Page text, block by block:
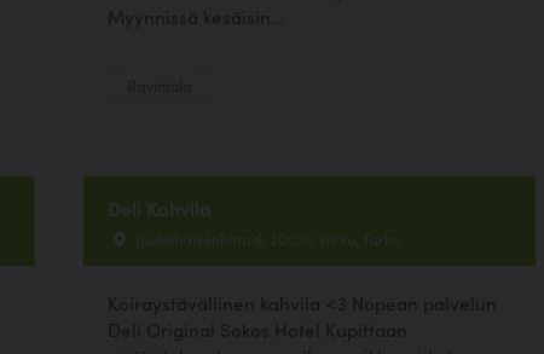
Myynnissä kesäisin...
Deli Kahvila
Joukahaisenkatu 6, 20520 Turku, Turku
Koiraystävällinen kahvila <3 Nopean palvelun
Deli Original Sokos Hotel Kupittaan